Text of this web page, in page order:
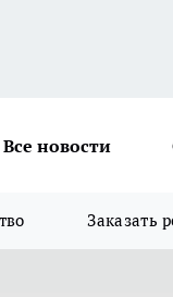
Все новости
Заказать